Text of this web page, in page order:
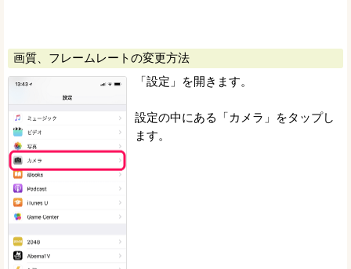
画質、フレームレートの変更方法
「設定」を開きます。
設定の中にある「カメラ」をタップし
ます。